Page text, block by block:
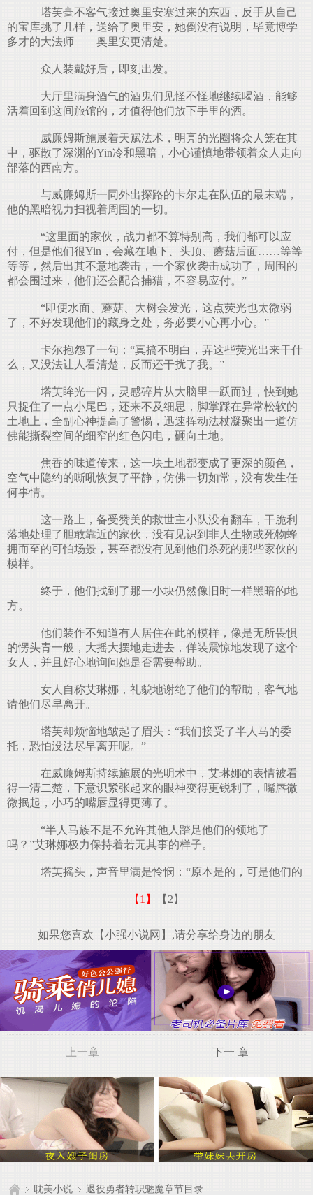
塔芙毫不客气接过奥里安塞过来的东西，反手从自己
的宝库挑了几样，送给了奥里安，她倒没有说明，毕竟博学
多才的大法师——奥里安更清楚。
众人装戴好后，即刻出发。
大厅里满身酒气的酒鬼们见怪不怪地继续喝酒，能够
活着回到这间旅馆的，才值得他们放下手里的酒。
威廉姆斯施展着天赋法术，明亮的光圈将众人笼在其
中，驱散了深渊的Yin冷和黑暗，小心谨慎地带领着众人走向
部落的西南方。
与威廉姆斯一同外出探路的卡尔走在队伍的最末端，
他的黑暗视力扫视着周围的一切。
“这里面的家伙，战力都不算特别高，我们都可以应
付，但是他们很Yin，会藏在地下、头顶、蘑菇后面……等等
等等，然后出其不意地袭击，一个家伙袭击成功了，周围的
都会围过来，他们还会配合捕猎，不容易应付。”
“即便水面、蘑菇、大树会发光，这点荧光也太微弱
了，不好发现他们的藏身之处，务必要小心再小心。”
卡尔抱怨了一句：“真搞不明白，弄这些荧光出来干什
么，又没法让人看清楚，反而还干扰了我。”
塔芙眸光一闪，灵感碎片从大脑里一跃而过，快到她
只捉住了一点小尾巴，还来不及细思，脚掌踩在异常松软的
土地上，全副心神提高了警惕，迅速挥动法杖凝聚出一道仿
佛能撕裂空间的细窄的红色闪电，砸向土地。
焦香的味道传来，这一块土地都变成了更深的颜色，
空气中隐约的嘶吼恢复了平静，仿佛一切如常，没有发生任
何事情。
这一路上，备受赞美的救世主小队没有翻车，干脆利
落地处理了胆敢靠近的家伙，没有见识到非人生物或死物蜂
拥而至的可怕场景，甚至都没有见到他们杀死的那些家伙的
模样。
终于，他们找到了那一小块仍然像旧时一样黑暗的地
方。
他们装作不知道有人居住在此的模样，像是无所畏惧
的愣头青一般，大摇大摆地走进去，佯装震惊地发现了这个
女人，并且好心地询问她是否需要帮助。
女人自称艾琳娜，礼貌地谢绝了他们的帮助，客气地
请他们尽早离开。
塔芙却烦恼地皱起了眉头：“我们接受了半人马的委
托，恐怕没法尽早离开呢。”
在威廉姆斯持续施展的光明术中，艾琳娜的表情被看
得一清二楚，下意识紧张起来的眼神变得更锐利了，嘴唇微
微抿起，小巧的嘴唇显得更薄了。
“半人马族不是不允许其他人踏足他们的领地了
吗？”艾琳娜极力保持着若无其事的样子。
塔芙摇头，声音里满是怜悯：“原本是的，可是他们的
【1】 【2】
如果您喜欢【小强小说网】,请分享给身边的朋友
上一章 下一 章
耽美小说 退役勇者转职魅魔章节目录